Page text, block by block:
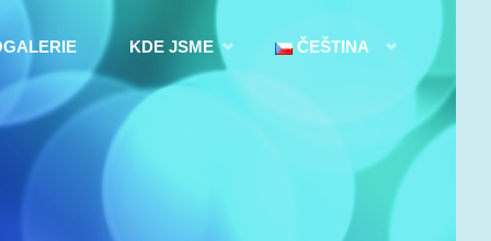
KDE JSME ČEŠTINA